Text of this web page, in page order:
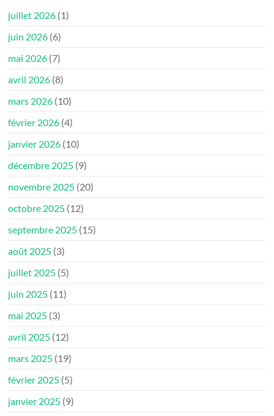
juillet 2026 (1)
juin 2026 (6)
mai 2026 (7)
avril 2026 (8)
mars 2026 (10)
février 2026 (4)
janvier 2026 (10)
décembre 2025 (9)
novembre 2025 (20)
octobre 2025 (12)
septembre 2025 (15)
août 2025 (3)
juillet 2025 (5)
juin 2025 (11)
mai 2025 (3)
avril 2025 (12)
mars 2025 (19)
février 2025 (5)
janvier 2025 (9)